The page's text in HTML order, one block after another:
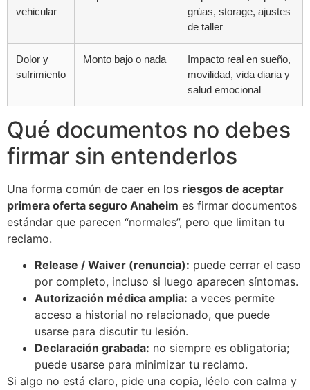
vehicular
grúas, storage, ajustes
de taller
Dolor y
sufrimiento
Monto bajo o nada
Impacto real en sueño,
movilidad, vida diaria y
salud emocional
Qué documentos no debes
firmar sin entenderlos
Una forma común de caer en los riesgos de aceptar
primera oferta seguro Anaheim es firmar documentos
estándar que parecen “normales”, pero que limitan tu
reclamo.
Release / Waiver (renuncia): puede cerrar el caso
por completo, incluso si luego aparecen síntomas.
Autorización médica amplia: a veces permite
acceso a historial no relacionado, que puede
usarse para discutir tu lesión.
Declaración grabada: no siempre es obligatoria;
puede usarse para minimizar tu reclamo.
Si algo no está claro, pide una copia, léelo con calma y